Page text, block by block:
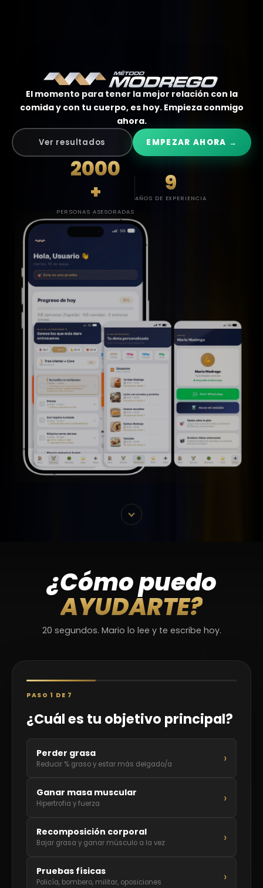
El momento para tener la mejor relación con la
comida y con tu cuerpo, es hoy. Empieza conmigo
ahora.
Ver resultados EMPEZAR AHORA →
2000
+
PERSONAS ASESORADAS
9
AÑOS DE EXPERIENCIA
¿Cómo puedo
AYUDARTE?
20 segundos. Mario lo lee y te escribe hoy.
PASO 1 DE 7
¿Cuál es tu objetivo principal?
Perder grasa
Reducir % graso y estar más delgado/a ›
Ganar masa muscular
Hipertrofia y fuerza ›
Recomposición corporal
Bajar grasa y ganar músculo a la vez ›
Pruebas físicas
Policía, bombero, militar, oposiciones ›